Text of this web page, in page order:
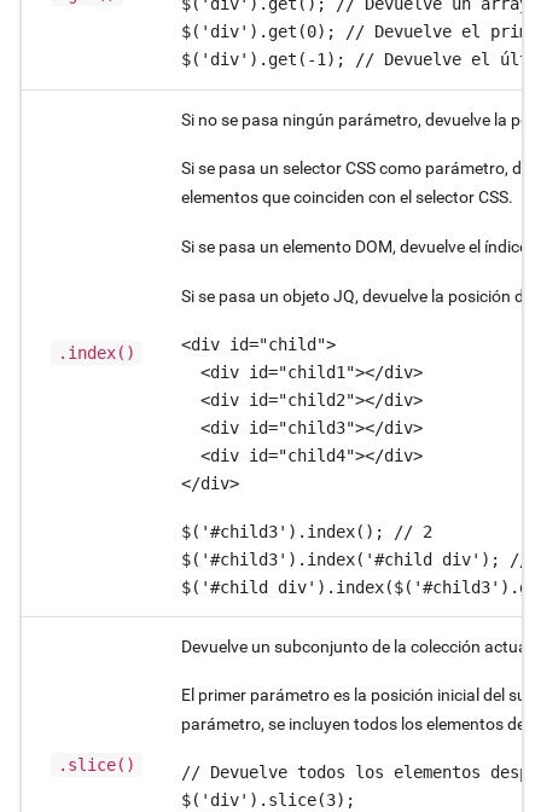
$('div').get(); // Devuelve un array
$('div').get(0); // Devuelve el
$('div').get(-1); // Devuelve el
.index()
Si no se pasa ningún parámetro, devuelve la
Si se pasa un selector CSS como parámetro,
elementos que coinciden con el selector CSS.
Si se pasa un elemento DOM, devuelve el índice
Si se pasa un objeto JQ, devuelve la posición
<div id="child">
  <div id="child1"></div>
  <div id="child2"></div>
  <div id="child3"></div>
  <div id="child4"></div>
</div>
$('#child3').index(); // 2
$('#child3').index('#child div'); //
$('#child
.slice()
Devuelve un subconjunto de la colección actual.
El primer parámetro es la posición inicial del
parámetro, se incluyen todos los elementos
// Devuelve todos los elementos
$('div').slice(3);